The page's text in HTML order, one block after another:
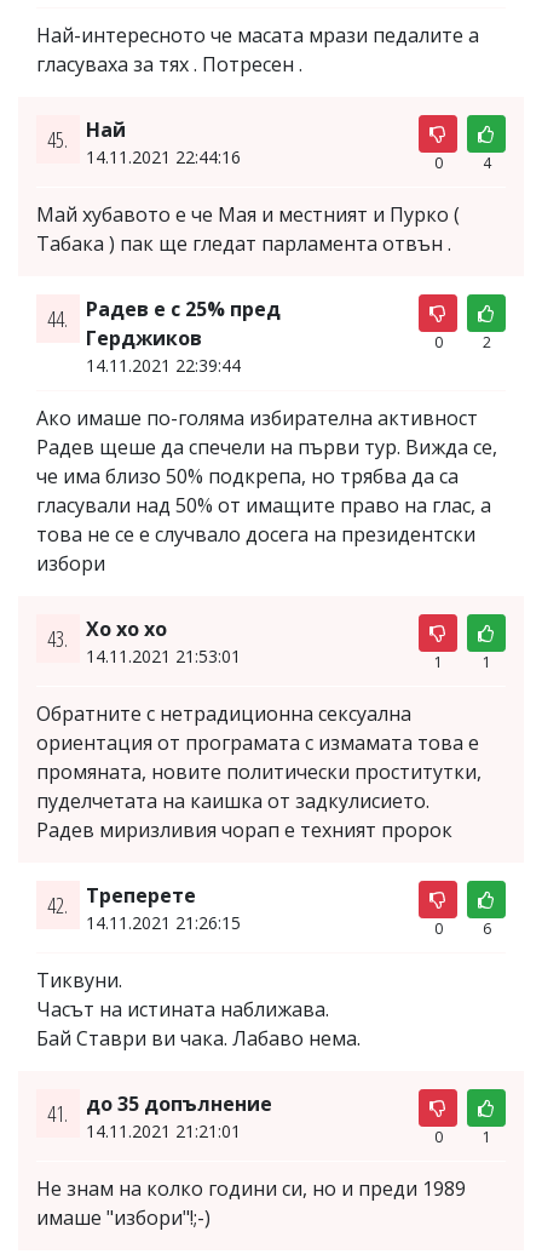
Най-интересното че масата мрази педалите а
гласуваха за тях . Потресен .
45. Най
14.11.2021 22:44:16 0 4
Май хубавото е че Мая и местният и Пурко (
Табака ) пак ще гледат парламента отвън .
44.
Радев е с 25% пред
Герджиков
14.11.2021 22:39:44
0 2
Ако имаше по-голяма избирателна активност
Радев щеше да спечели на първи тур. Вижда се,
че има близо 50% подкрепа, но трябва да са
гласували над 50% от имащите право на глас, а
това не се е случвало досега на президентски
избори
43. Хо хо хо
14.11.2021 21:53:01 1 1
Обратните с нетрадиционна сексуална
ориентация от програмата с измамата това е
промяната, новите политически проститутки,
пуделчетата на каишка от задкулисието.
Радев миризливия чорап е техният пророк
42. Треперете
14.11.2021 21:26:15 0 6
Тиквуни.
Часът на истината наближава.
Бай Ставри ви чака. Лабаво нема.
41. до 35 допълнение
14.11.2021 21:21:01 0 1
Не знам на колко години си, но и преди 1989
имаше "избори"!;-)